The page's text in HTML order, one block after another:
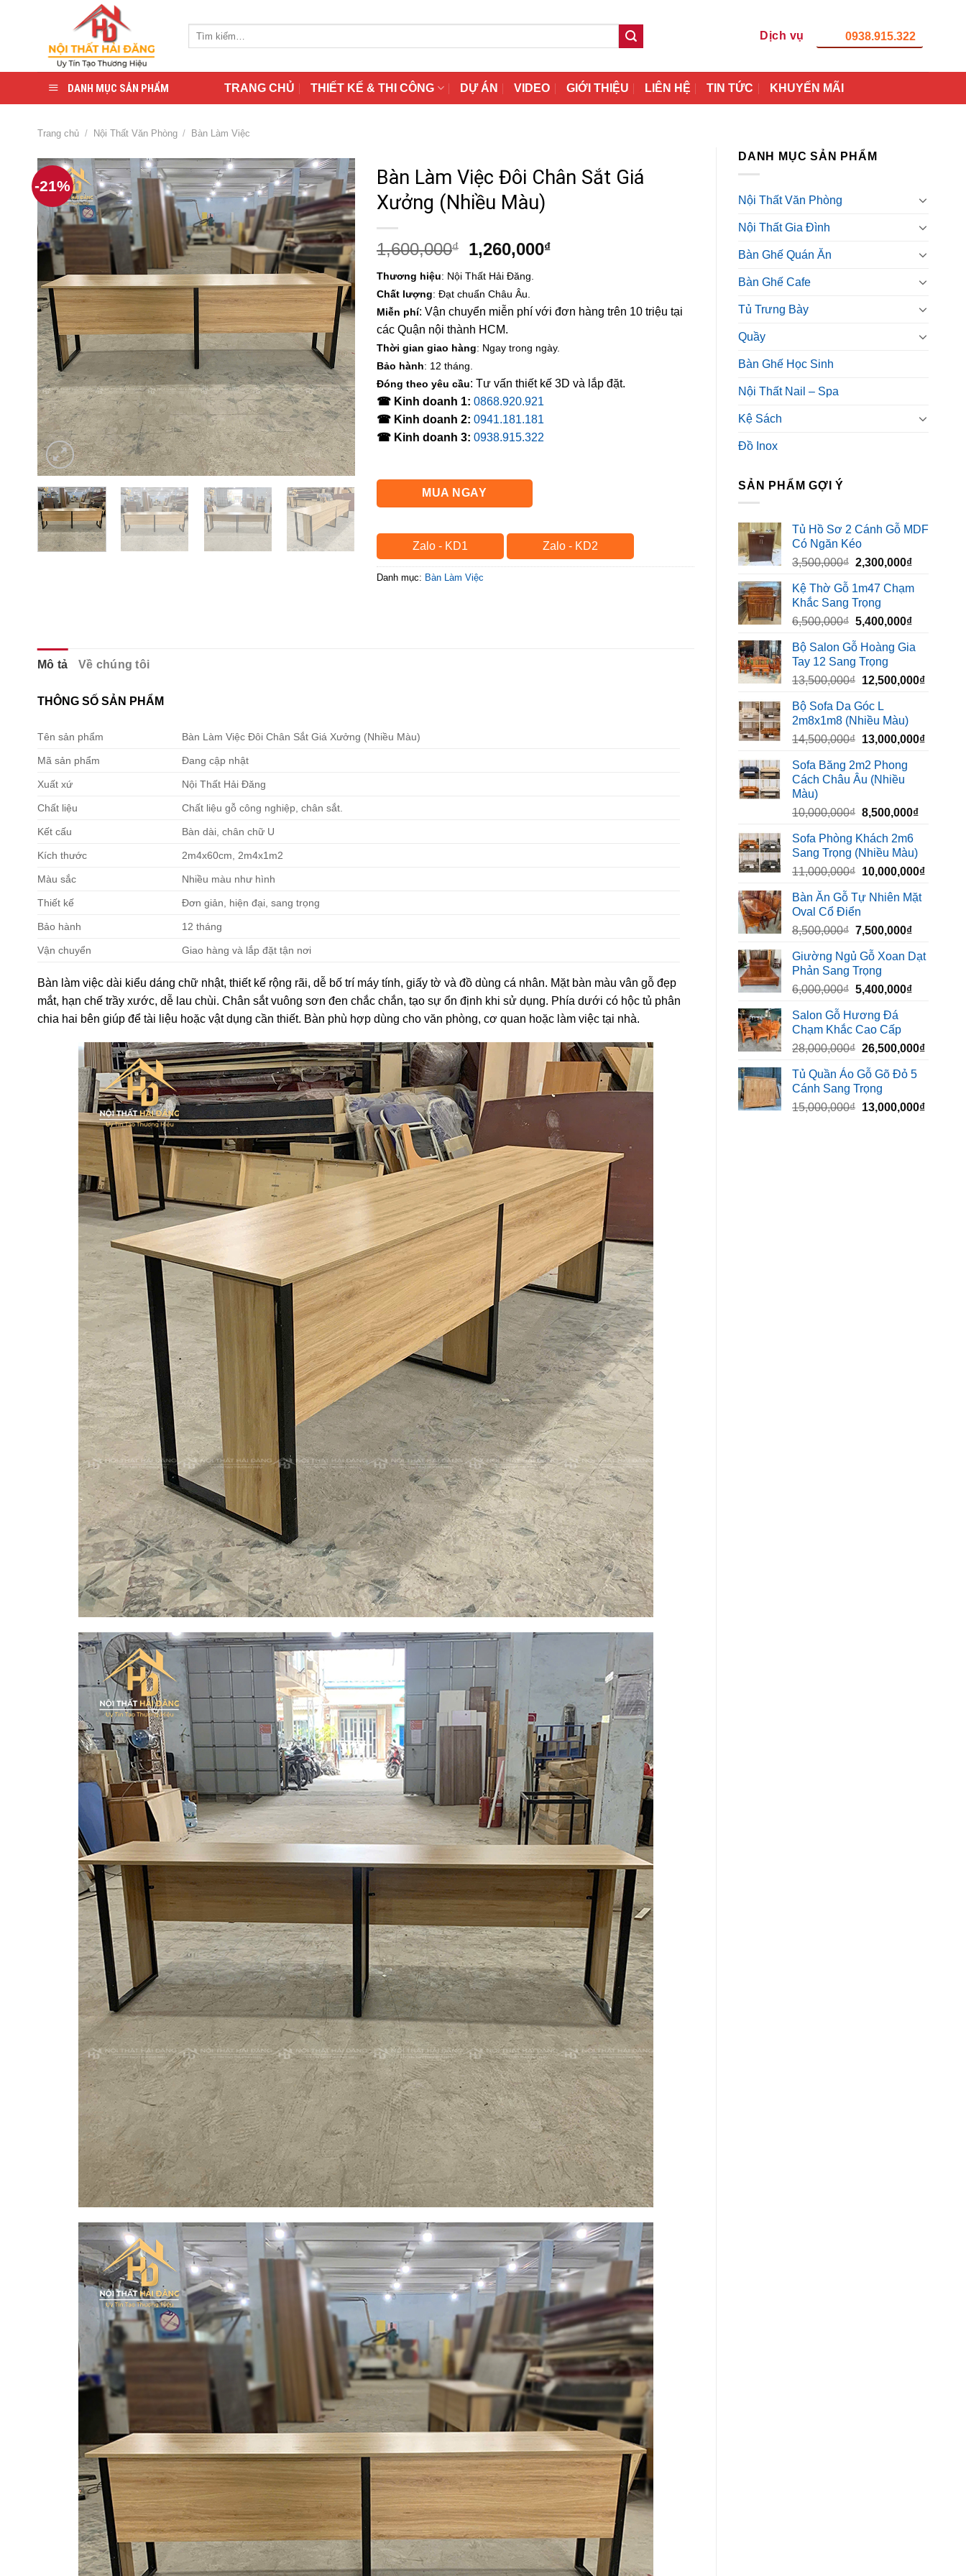
Dịch vụ 0938.915.322
DANH MỤC SẢN PHẨM TRANG CHỦ THIẾT KẾ & THI CÔNG DỰ ÁN VIDEO GIỚI THIỆU LIÊN HỆ TIN TỨC KHUYẾN MÃI
Trang chủ / Nội Thất Văn Phòng / Bàn Làm Việc
DANH MỤC SẢN PHẨM
Nội Thất Văn Phòng
Nội Thất Gia Đình
Bàn Ghế Quán Ăn
Bàn Ghế Cafe
Tủ Trưng Bày
Quầy
Bàn Ghế Học Sinh
Nội Thất Nail – Spa
Kệ Sách
Đồ Inox
SẢN PHẨM GỢI Ý
Tủ Hồ Sơ 2 Cánh Gỗ MDF
Có Ngăn Kéo
3,500,000₫ Giá
là:
3,500,000₫.
2,300,000₫Giá
tại
Kệ Thờ Gỗ 1m47 Chạm
Khắc Sang Trọng
6,500,000₫ Giá
là:
6,500,000₫.
5,400,000₫Giá
tại
Bộ Salon Gỗ Hoàng Gia
Tay 12 Sang Trọng
13,500,000₫ Giá
là:
13,500,000₫.
12,500,000₫Giá
Bộ Sofa Da Góc L
2m8x1m8 (Nhiều Màu)
14,500,000₫ Giá
là:
14,500,000₫.
13,000,000₫Giá
Sofa Băng 2m2 Phong
Cách Châu Âu (Nhiều
Màu)
10,000,000₫ Giá
là:
10,000,000₫.
8,500,000₫Giá
là:
Sofa Phòng Khách 2m6
Sang Trọng (Nhiều Màu)
11,000,000₫ Giá
là:
10,000,000₫Giá
Bàn Ăn Gỗ Tự Nhiên Mặt
Oval Cổ Điển
8,500,000₫ Giá
là:
8,500,000₫.
7,500,000₫Giá
tại
Giường Ngủ Gỗ Xoan Dạt
Phản Sang Trọng
6,000,000₫ Giá
là:
6,000,000₫.
5,400,000₫Giá
Salon Gỗ Hương Đá
Chạm Khắc Cao Cấp
28,000,000₫ Giá
là:
28,000,000₫.
26,500,000₫Giá
Tủ Quần Áo Gỗ Gõ Đỏ 5
Cánh Sang Trọng
15,000,000₫ Giá
13,000,000₫Giá
-21%
Bàn Làm Việc Đôi Chân Sắt Giá
Xưởng (Nhiều Màu)
1,600,000₫
Giá
là:
1,600,000₫.
1,260,000₫Giá
1,260,000₫.
Thương hiệu: Nội Thất Hải Đăng.
Chất lượng: Đạt chuẩn Châu Âu.
Miễn phí: Vận chuyển miễn phí với đơn hàng trên 10 triệu tại
các Quận nội thành HCM.
Thời gian giao hàng: Ngay trong ngày.
Bảo hành: 12 tháng.
Đóng theo yêu cầu: Tư vấn thiết kế 3D và lắp đặt.
☎ Kinh doanh 1: 0868.920.921
☎ Kinh doanh 2: 0941.181.181
☎ Kinh doanh 3: 0938.915.322
MUA NGAY
Zalo - KD1 Zalo - KD2
Danh mục: Bàn Làm Việc
Mô tả Về chúng tôi
THÔNG SỐ SẢN PHẨM
Tên sản phẩm Bàn Làm Việc Đôi Chân Sắt Giá Xưởng (Nhiều Màu)
Mã sản phẩm Đang cập nhật
Xuất xứ Nội Thất Hải Đăng
Chất liệu Chất liệu gỗ công nghiệp, chân sắt.
Kết cấu Bàn dài, chân chữ U
Kích thước 2m4x60cm, 2m4x1m2
Màu sắc Nhiều màu như hình
Thiết kế Đơn giản, hiện đại, sang trọng
Bảo hành 12 tháng
Vận chuyển Giao hàng và lắp đặt tận nơi
Bàn làm việc dài kiểu dáng chữ nhật, thiết kế rộng rãi, dễ bố trí máy tính, giấy tờ và đồ dùng cá nhân. Mặt bàn màu vân gỗ đẹp
mắt, hạn chế trầy xước, dễ lau chùi. Chân sắt vuông sơn đen chắc chắn, tạo sự ổn định khi sử dụng. Phía dưới có hộc tủ phân
chia hai bên giúp để tài liệu hoặc vật dụng cần thiết. Bàn phù hợp dùng cho văn phòng, cơ quan hoặc làm việc tại nhà.